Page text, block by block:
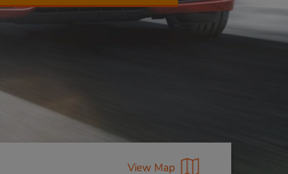
View Map